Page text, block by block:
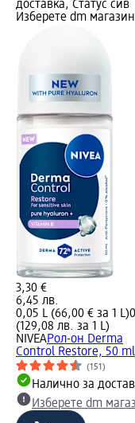
доставка, Статус сив
Изберете dm магазин
3,30 €
6,45 лв.
0,05 L (66,00 € за 1 L)
(129,08 лв. за 1 L)
NIVEAРол-он Derma
Control Restore, 50 ml
(151)
Налично за
Изберете dm